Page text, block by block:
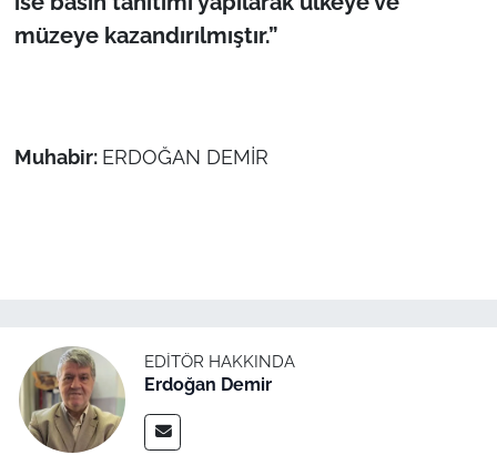
müzeye kazandırılmıştır.”
Muhabir: ERDOĞAN DEMİR
EDITÖR HAKKINDA
Erdoğan Demir